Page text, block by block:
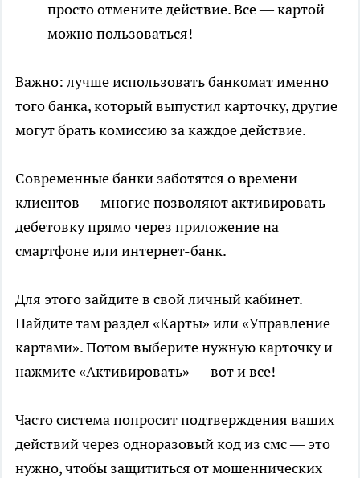
просто отмените действие. Все — картой
можно пользоваться!
Важно: лучше использовать банкомат именно
того банка, который выпустил карточку, другие
могут брать комиссию за каждое действие.
Современные банки заботятся о времени
клиентов — многие позволяют активировать
дебетовку прямо через приложение на
смартфоне или интернет-банк.
Для этого зайдите в свой личный кабинет.
Найдите там раздел «Карты» или «Управление
картами». Потом выберите нужную карточку и
нажмите «Активировать» — вот и все!
Часто система попросит подтверждения ваших
действий через одноразовый код из смс — это
нужно, чтобы защититься от мошеннических